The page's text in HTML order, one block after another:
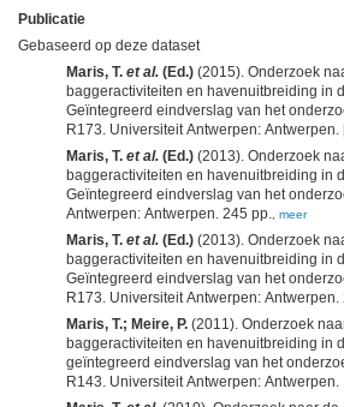
Publicatie
Gebaseerd op deze dataset
Maris, T. et al. (Ed.) (2015). Onderzoek
baggeractiviteiten en havenuitbreiding in
Geïntegreerd eindverslag van het
Maris, T. et al. (Ed.) (2013). Onderzoek
baggeractiviteiten en havenuitbreiding in
Geïntegreerd eindverslag van het
Antwerpen: Antwerpen. 245 pp., meer
Maris, T. et al. (Ed.) (2013). Onderzoek
baggeractiviteiten en havenuitbreiding in
Geïntegreerd eindverslag van het
Maris, T.; Meire, P. (2011). Onderzoek
baggeractiviteiten en havenuitbreiding in
geïntegreerd eindverslag van het